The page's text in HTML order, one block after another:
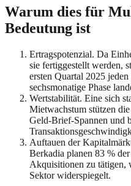
Warum dies für
Bedeutung ist
Ertragspotenzial. Da
sie fertiggestellt werden,
ersten Quartal 2025
sechsmonatige Phase
Wertstabilität. Eine sich
Mietwachstum stützen
Geld-Brief-Spannen und
Auftauen der
Berkadia planen 83 %
Akquisitionen zu tätigen,
Sektor widerspiegelt.